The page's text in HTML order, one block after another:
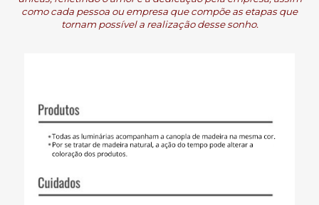
como cada pessoa ou empresa que compõe as etapas que
tornam possível a realização desse sonho.